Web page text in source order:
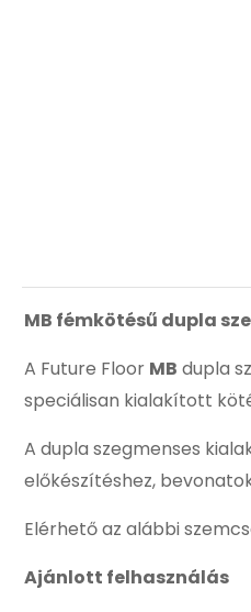
MB fémkötésű dupla
A Future Floor MB dupla
speciálisan kialakított
A dupla szegmenses
előkészítéshez,
Elérhető az alábbi
Ajánlott felhasználás